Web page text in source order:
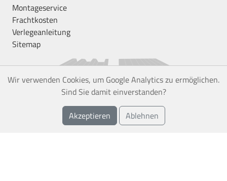
Montageservice
Frachtkosten
Verlegeanleitung
Sitemap
Wir verwenden Cookies, um Google Analytics zu ermöglichen.
Sind Sie damit einverstanden?
Akzeptieren
Ablehnen